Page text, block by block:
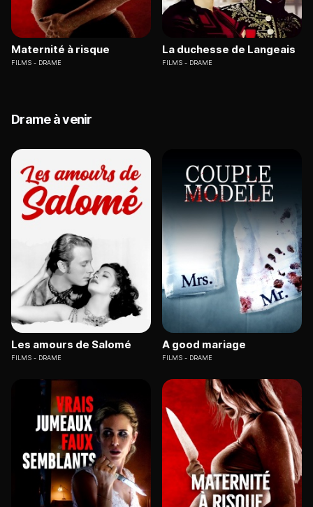
Maternité à risque
FILMS DRAME
La duchesse de Langeais
FILMS DRAME
Drame à venir
Les amours de Salomé
FILMS DRAME
A good mariage
FILMS DRAME